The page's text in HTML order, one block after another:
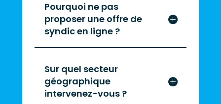
Pourquoi ne pas
proposer une offre de
syndic en ligne ?
Sur quel secteur
géographique
intervenez-vous ?